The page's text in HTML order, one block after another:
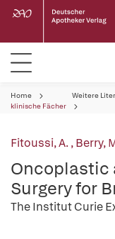
Home Weitere
klinische Fächer
Fitoussi, A.,Berry,
Oncoplastic
Surgery for
The Institut Curie